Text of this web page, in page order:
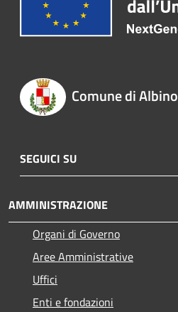
Comune di Albino
SEGUICI SU
AMMINISTRAZIONE
Organi di Governo
Aree Amministrative
Uffici
Enti e fondazioni